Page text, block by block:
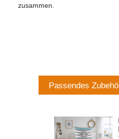
zusammen.
Passendes